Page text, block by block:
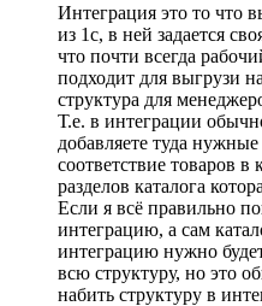
Интеграция это то что
из 1с, в ней задается
что почти всегда
подходит для выгрузи
структура для
Т.е. в интеграции
добавляете туда нужные
соответствие товаров в
разделов каталога
Если я всё правильно
интеграцию, а сам
интеграцию нужно
всю структуру, но это
набить структуру в